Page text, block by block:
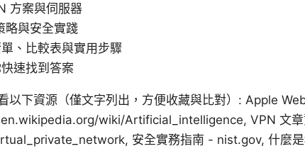
方案與伺服器
略與安全實踐
、比較表與實用步驟
速找到答案
以下資源（僅文字列出，方便收藏與比對）: Apple
wiki/Artificial_intelligence, VPN 文
安全實務指南 - nist.gov, 什麼